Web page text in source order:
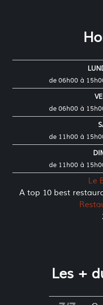
de 06h00 à
de 06h00 à
de 11h00 à
de 11h00 à
Le
A top 10 best
Les +